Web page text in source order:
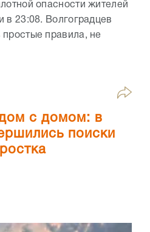
опасности жителей
в 23:08. Волгоградцев
правила, не
с домом: в
поиски